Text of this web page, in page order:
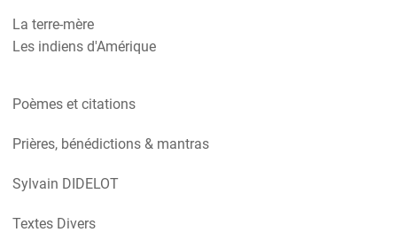
La terre-mère
Les indiens d'Amérique
Poèmes et citations
Prières, bénédictions & mantras
Sylvain DIDELOT
Textes Divers